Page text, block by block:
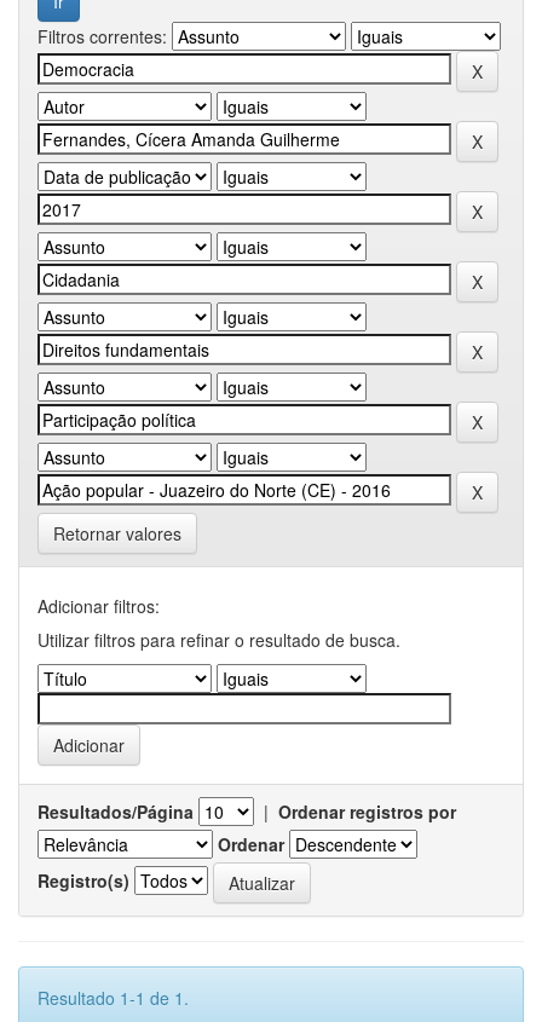
Filtros correntes:
Retornar valores
Adicionar filtros:
Utilizar filtros para refinar o resultado de busca.
Resultados/Página | Ordenar registros por
Ordenar
Registro(s)
Resultado 1-1 de 1.